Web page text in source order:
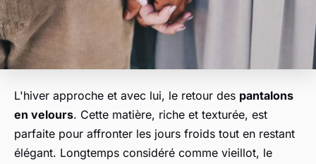
L'hiver approche et avec lui, le retour des pantalons
en velours. Cette matière, riche et texturée, est
parfaite pour affronter les jours froids tout en restant
élégant. Longtemps considéré comme vieillot, le